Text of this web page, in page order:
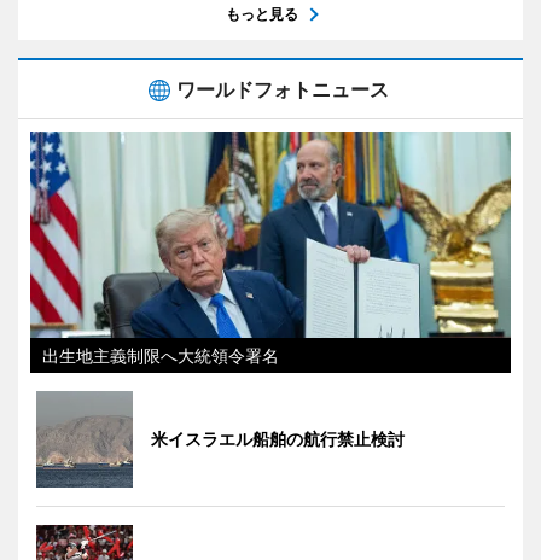
もっと見る
ワールドフォトニュース
出生地主義制限へ大統領令署名
米イスラエル船舶の航行禁止検討